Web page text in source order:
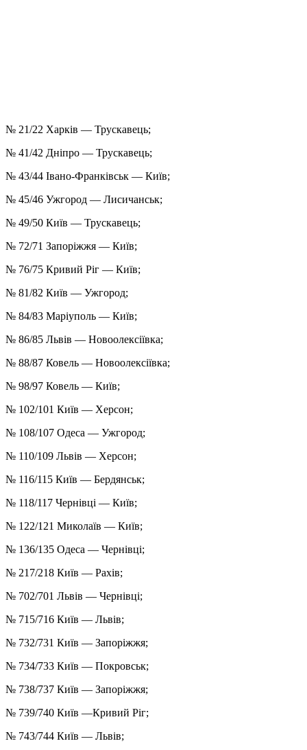
№ 21/22 Харків — Трускавець;
№ 41/42 Дніпро — Трускавець;
№ 43/44 Івано-Франківськ — Київ;
№ 45/46 Ужгород — Лисичанськ;
№ 49/50 Київ — Трускавець;
№ 72/71 Запоріжжя — Київ;
№ 76/75 Кривий Ріг — Київ;
№ 81/82 Київ — Ужгород;
№ 84/83 Маріуполь — Київ;
№ 86/85 Львів — Новоолексiївка;
№ 88/87 Ковель — Новоолексіївка;
№ 98/97 Ковель — Київ;
№ 102/101 Київ — Херсон;
№ 108/107 Одеса — Ужгород;
№ 110/109 Львів — Херсон;
№ 116/115 Київ — Бердянськ;
№ 118/117 Чернівці — Київ;
№ 122/121 Миколаїв — Київ;
№ 136/135 Одеса — Чернівці;
№ 217/218 Київ — Рахів;
№ 702/701 Львів — Чернівці;
№ 715/716 Київ — Львів;
№ 732/731 Київ — Запоріжжя;
№ 734/733 Київ — Покровськ;
№ 738/737 Київ — Запоріжжя;
№ 739/740 Київ —Кривий Ріг;
№ 743/744 Київ — Львів;